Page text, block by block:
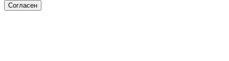
Согласен